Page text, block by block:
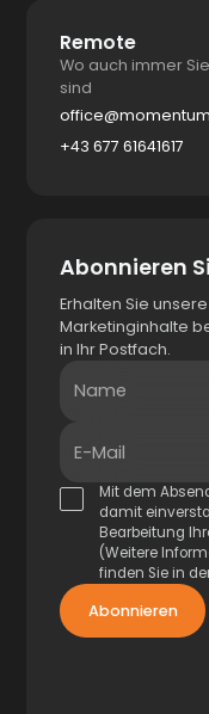
Remote
Wo auch immer Sie
sind
+43 677 61641617
Abonnieren
Erhalten Sie
Marketinginhalte
in Ihr Postfach.
Name
E-Mail
Mit dem
damit
Bearbeitung
(Weitere
finden Sie in